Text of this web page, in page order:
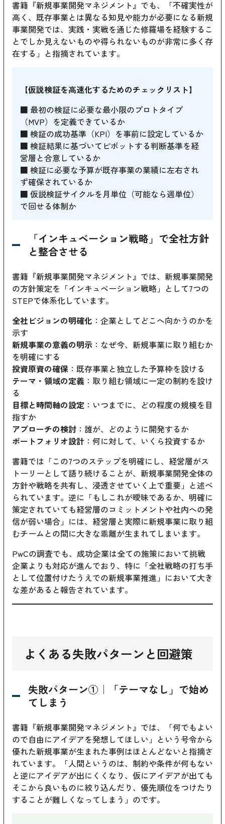
書籍『新規事業開発マネジメント』でも、「不確実性が
高く、既存事業とは異なる知見や能力が必要になる新規
事業開発では、実践・実戦を通じた修羅場を経験するこ
とでしか見えないものや得られないものが非常に多く存
在する」と指摘されています。
【仮説検証を高速化するためのチェックリスト】
■ 最初の検証に必要な最小限のプロトタイプ
（MVP）を定義できているか
■ 検証の成功基準（KPI）を事前に設定しているか
■ 検証結果に基づいてピボットする判断基準を経
営層と合意しているか
■ 検証に必要な予算が既存事業の業績に左右され
ず確保されているか
■ 仮説検証サイクルを月単位（可能なら週単位）
で回せる体制か
「インキュベーション戦略」で全社方針
と整合させる
書籍『新規事業開発マネジメント』では、新規事業開発
の方針策定を「インキュベーション戦略」として7つの
STEPで体系化しています。
全社ビジョンの明確化 ：企業としてどこへ向かうのかを
示す
新規事業の意義の明示 ：なぜ今、新規事業に取り組むか
を明確にする
投資原資の確保 ：既存事業と独立した予算枠を設ける
テーマ・領域の定義 ：取り組む領域に一定の制約を設け
る
目標と時間軸の設定 ：いつまでに、どの程度の規模を目
指すか
アプローチの検討 ：誰が、どのように開発するか
ポートフォリオ設計 ：何に対して、いくら投資するか
書籍では「この7つのステップを明確にし、経営層がス
トーリーとして語り続けることが、新規事業開発全体の
方針や戦略を共有し、浸透させていく上で重要」と述べ
られています。逆に「もしこれが曖昧であるか、明確に
策定されていても経営層のコミットメントや社内への発
信が弱い場合」には、経営層と実際に新規事業に取り組
むチームとの間に大きな乖離が生まれてしまいます。
PwCの調査でも、成功企業は全ての施策において挑戦
企業よりも対応が進んでおり、特に「全社戦略の打ち手
として位置付けたうえでの新規事業推進」において大き
な差があると報告されています。
よくある失敗パターンと回避策
失敗パターン①｜「テーマなし」で始め
てしまう
書籍『新規事業開発マネジメント』では、「何でもよい
ので自由にアイデアを発想してほしい」という号令から
優れた新規事業が生まれた事例はほとんどないと指摘さ
れています。「人間というのは、制約や条件が何もない
と逆にアイデアが出にくくなり、仮にアイデアが出ても
そこから良いものに絞り込んだり、優先順位をつけたり
することが難しくなってしまう」のです。